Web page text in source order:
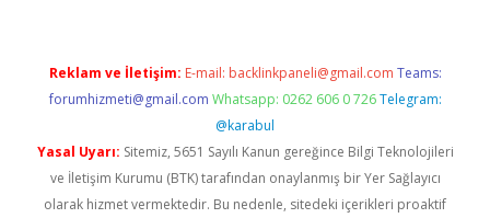
Reklam ve İletişim: E-mail: backlinkpaneli@gmail.com Teams:
forumhizmeti@gmail.com Whatsapp: 0262 606 0 726 Telegram:
@karabul
Yasal Uyarı: Sitemiz, 5651 Sayılı Kanun gereğince Bilgi Teknolojileri
ve İletişim Kurumu (BTK) tarafından onaylanmış bir Yer Sağlayıcı
olarak hizmet vermektedir. Bu nedenle, sitedeki içerikleri proaktif